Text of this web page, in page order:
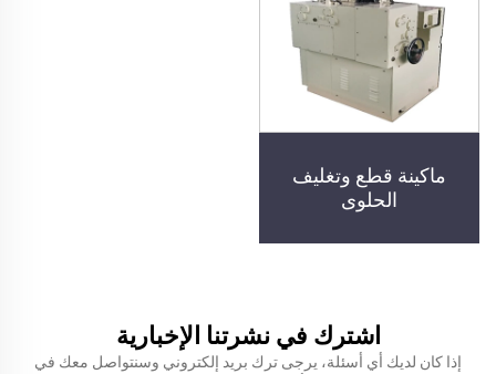
ماكينة قطع وتغليف
الحلوى
اشترك في نشرتنا الإخبارية
إذا كان لديك أي أسئلة، يرجى ترك بريد إلكتروني وسنتواصل معك في